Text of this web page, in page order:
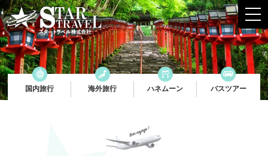
スタートラベル株式会社
国内旅行 海外旅行 ハネムーン バスツアー
t
o
g
g
l
e
n
a